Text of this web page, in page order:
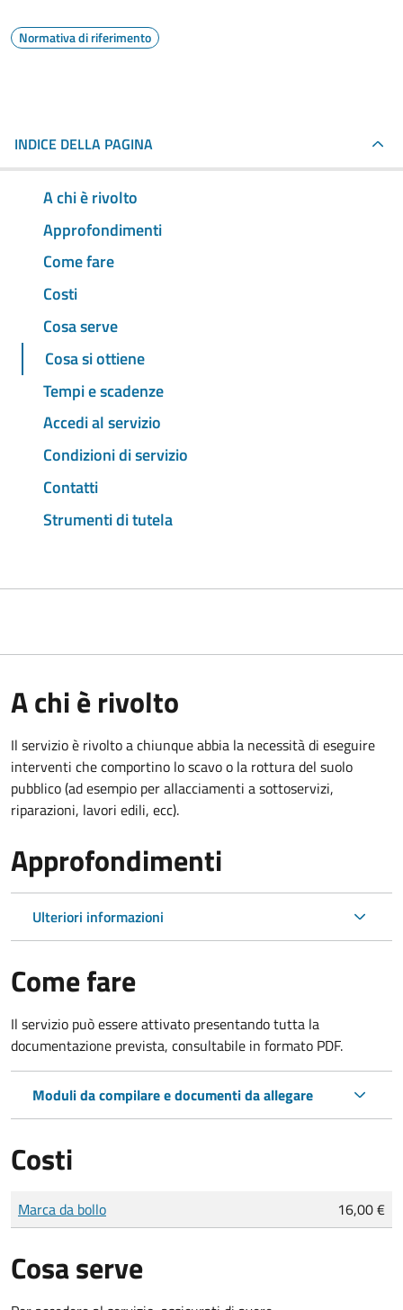
Normativa di riferimento
INDICE DELLA PAGINA
A chi è rivolto
Approfondimenti
Come fare
Costi
Cosa serve
Cosa si ottiene
Tempi e scadenze
Accedi al servizio
Condizioni di servizio
Contatti
Strumenti di tutela
A chi è rivolto
Il servizio è rivolto a chiunque abbia la necessità di eseguire
interventi che comportino lo scavo o la rottura del suolo
pubblico (ad esempio per allacciamenti a sottoservizi,
riparazioni, lavori edili, ecc).
Approfondimenti
Ulteriori informazioni
Come fare
Il servizio può essere attivato presentando tutta la
documentazione prevista, consultabile in formato PDF.
Moduli da compilare e documenti da allegare
Costi
Tipo di pagamento
Importo
Marca da bollo 16,00 €
Cosa serve